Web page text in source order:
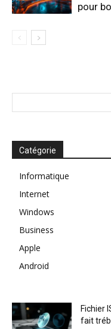
pour
Catégorie
Informatique
Internet
Windows
Business
Apple
Android
Fichier
fait